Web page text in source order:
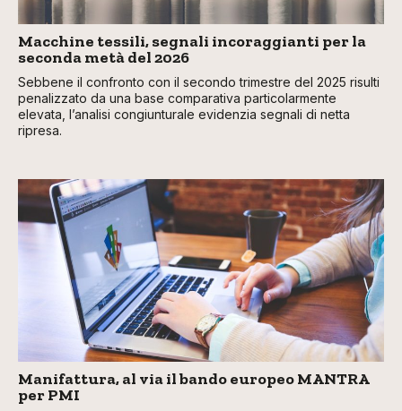
Macchine tessili, segnali incoraggianti per la
seconda metà del 2026
Sebbene il confronto con il secondo trimestre del 2025 risulti
penalizzato da una base comparativa particolarmente
elevata, l’analisi congiunturale evidenzia segnali di netta
ripresa.
Manifattura, al via il bando europeo MANTRA
per PMI